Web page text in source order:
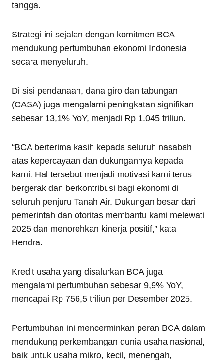
tangga.
Strategi ini sejalan dengan komitmen BCA
mendukung pertumbuhan ekonomi Indonesia
secara menyeluruh.
Di sisi pendanaan, dana giro dan tabungan
(CASA) juga mengalami peningkatan signifikan
sebesar 13,1% YoY, menjadi Rp 1.045 triliun.
“BCA berterima kasih kepada seluruh nasabah
atas kepercayaan dan dukungannya kepada
kami. Hal tersebut menjadi motivasi kami terus
bergerak dan berkontribusi bagi ekonomi di
seluruh penjuru Tanah Air. Dukungan besar dari
pemerintah dan otoritas membantu kami melewati
2025 dan menorehkan kinerja positif,” kata
Hendra.
Kredit usaha yang disalurkan BCA juga
mengalami pertumbuhan sebesar 9,9% YoY,
mencapai Rp 756,5 triliun per Desember 2025.
Pertumbuhan ini mencerminkan peran BCA dalam
mendukung perkembangan dunia usaha nasional,
baik untuk usaha mikro, kecil, menengah,